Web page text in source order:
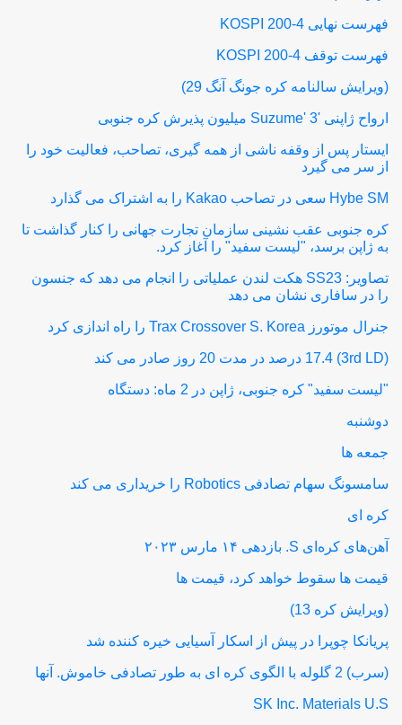
فهرست نهایی KOSPI 200-4
فهرست توقف KOSPI 200-4
(ویرایش سالنامه کره جونگ آنگ 29)
ارواح ژاپنی 'Suzume' 3 میلیون پذیرش کره جنوبی
ایستار پس از وقفه ناشی از همه گیری، تصاحب، فعالیت خود را
از سر می گیرد
Hybe SM سعی در تصاحب Kakao را به اشتراک می گذارد
کره جنوبی عقب نشینی سازمان تجارت جهانی را کنار گذاشت تا
به ژاپن برسد، "لیست سفید" را آغاز کرد.
تصاویر: SS23 هکت لندن عملیاتی را انجام می دهد که جنسون
را در سافاری نشان می دهد
جنرال موتورز Trax Crossover S. Korea را راه اندازی کرد
(3rd LD) 17.4 درصد در مدت 20 روز صادر می کند
"لیست سفید" کره جنوبی، ژاپن در 2 ماه: دستگاه
دوشنبه
جمعه ها
سامسونگ سهام تصادفی Robotics را خریداری می کند
کره ای
آهن‌های کره‌ای S. بازدهی ۱۴ مارس ۲۰۲۳
قیمت ها سقوط خواهد کرد، قیمت ها
(ویرایش کره 13)
پریانکا چوپرا در پیش از اسکار آسیایی خیره کننده شد
(سرب) 2 گلوله با الگوی کره ای به طور تصادفی خاموش. آنها
SK Inc. Materials U.S